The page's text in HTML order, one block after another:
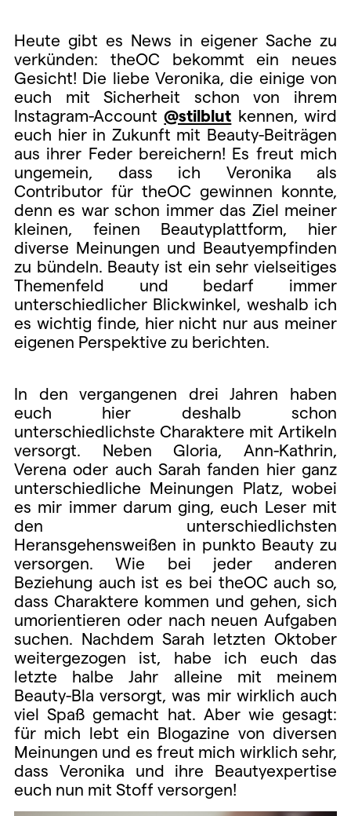
Heute gibt es News in eigener Sache zu
verkünden: theOC bekommt ein neues
Gesicht! Die liebe Veronika, die einige von
euch mit Sicherheit schon von ihrem
Instagram-Account@stilblut kennen, wird
euch hier in Zukunft mit Beauty-Beiträgen
aus ihrer Feder bereichern! Es freut mich
ungemein, dass ich Veronika als
Contributor für theOC gewinnen konnte,
denn es war schon immer das Ziel meiner
kleinen, feinen Beautyplattform, hier
diverse Meinungen und Beautyempfinden
zu bündeln. Beauty ist ein sehr vielseitiges
Themenfeld und bedarf immer
unterschiedlicher Blickwinkel, weshalb ich
es wichtig finde, hier nicht nur aus meiner
eigenen Perspektive zu berichten.
In den vergangenen drei Jahren haben
euch hier deshalb schon
unterschiedlichste Charaktere mit Artikeln
versorgt. Neben Gloria, Ann-Kathrin,
Verena oder auch Sarah fanden hier ganz
unterschiedliche Meinungen Platz, wobei
es mir immer darum ging, euch Leser mit
den unterschiedlichsten
Heransgehensweißen in punkto Beauty zu
versorgen. Wie bei jeder anderen
Beziehung auch ist es bei theOC auch so,
dass Charaktere kommen und gehen, sich
umorientieren oder nach neuen Aufgaben
suchen. Nachdem Sarah letzten Oktober
weitergezogen ist, habe ich euch das
letzte halbe Jahr alleine mit meinem
Beauty-Bla versorgt, was mir wirklich auch
viel Spaß gemacht hat. Aber wie gesagt:
für mich lebt ein Blogazine von diversen
Meinungen und es freut mich wirklich sehr,
dass Veronika und ihre Beautyexpertise
euch nun mit Stoff versorgen!